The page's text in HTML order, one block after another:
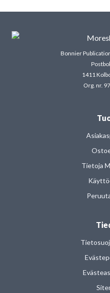
Bonnier
1411
Org. nr.
Tietoja